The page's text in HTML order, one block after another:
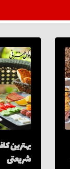
بهترین
شریعتی